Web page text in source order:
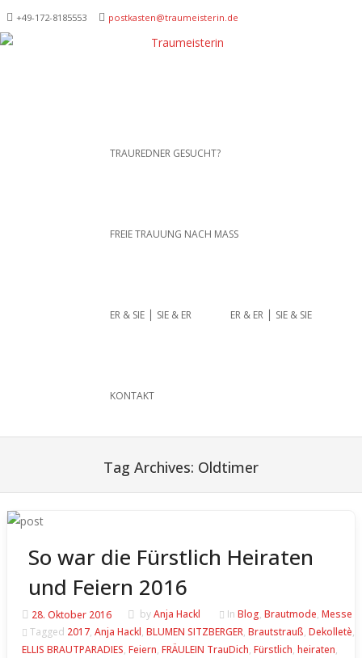
+49-172-­8185553 postkasten@traumeisterin.de
Traurednerein München,
Leidenschaft
SKIP TO CONTENT
TRAUREDNER GESUCHT?
FREIE TRAUUNG NACH MASS
ER & SIE ⎪ SIE & ER ER & ER ⎪ SIE & SIE
KONTAKT
Tag Archives: Oldtimer
So war die Fürstlich Heiraten
und Feiern 2016
28. Oktober 2016 byAnja Hackl In Blog, Brautmode, Messe
Tagged 2017, Anja Hackl, BLUMEN SITZBERGER, Brautstrauß, Dekolletè,
ELLIS BRAUTPARADIES, Feiern, FRÄULEIN TrauDich, Fürstlich, heiraten,